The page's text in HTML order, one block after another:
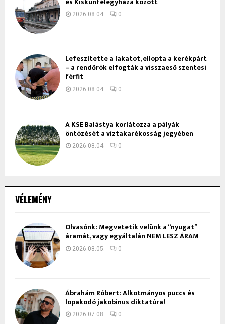
VÉLEMÉNY
Olvasónk: Megvetetik velünk a “nyugat”
áramát, vagy egyáltalán NEM LESZ ÁRAM
2026.08.05. 0
Ábrahám Róbert: Alkotmányos puccs és
lopakodó jakobinus diktatúra!
2026.07.08. 0
2026.08.04. 0
Lefeszítette a lakatot, ellopta a kerékpárt
– a rendőrök elfogták a visszaeső szentesi
férfit
2026.08.04. 0
A KSE Balástya korlátozza a pályák
öntözését a víztakarékosság jegyében
2026.08.04. 0